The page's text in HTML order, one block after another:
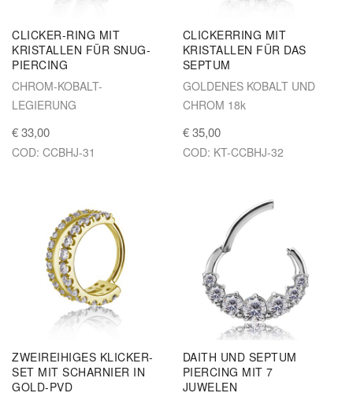
CLICKER-RING MIT
KRISTALLEN FÜR SNUG-
PIERCING
CHROM-KOBALT-
LEGIERUNG
€ 33,00
COD: CCBHJ-31
CLICKERRING MIT
KRISTALLEN FÜR DAS
SEPTUM
GOLDENES KOBALT UND
CHROM 18k
€ 35,00
COD: KT-CCBHJ-32
ZWEIREIHIGES KLICKER-
SET MIT SCHARNIER IN
GOLD-PVD
DAITH UND SEPTUM
PIERCING MIT 7
JUWELEN